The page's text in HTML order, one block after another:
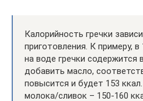
Калорийность гречки
приготовления. К примеру,
на воде гречки содержится
добавить масло,
повысится и будет 153
молока/сливок – 150-160